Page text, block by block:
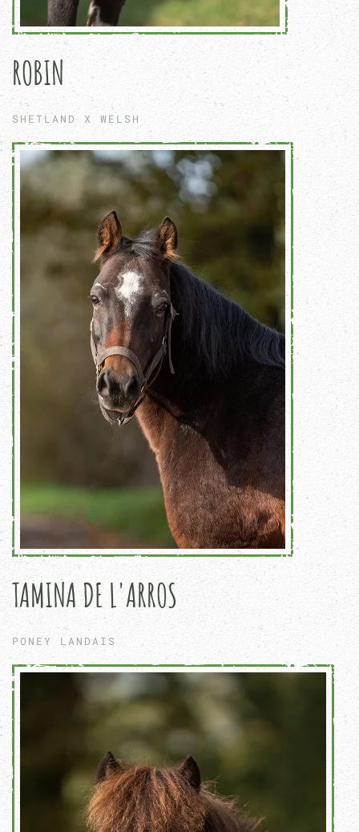
ROBIN
SHETLAND X WELSH
TAMINA DE L'ARROS
PONEY LANDAIS